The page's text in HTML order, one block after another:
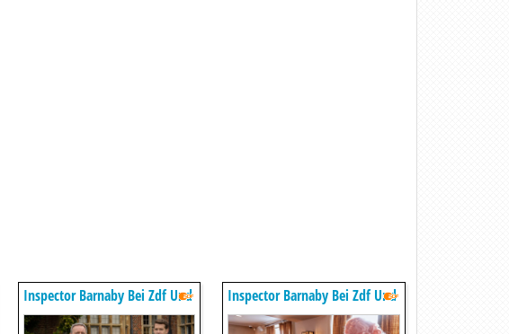
Inspector Barnaby Bei Zdf Und
Zdfneo
Inspector Barnaby Bei Zdf Und
Zdfneo